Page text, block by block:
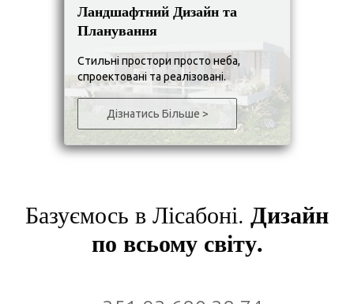
Стильні простори просто неба,
спроектовані та реалізовані.
Ландшафтний Дизайн та
Планування
Дізнатись Більше >
Базуємось в Лісабоні. Дизайн
по всьому світу.